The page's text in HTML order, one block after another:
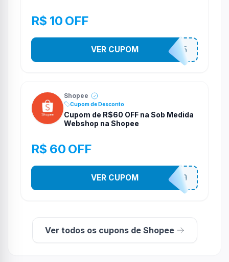
R$ 10 OFF
STES2525
VER CUPOM
Shopee
Cupom de Desconto
Cupom de R$60 OFF na Sob Medida
Webshop na Shopee
R$ 60 OFF
SOBM60400
VER CUPOM
Ver todos os cupons de Shopee